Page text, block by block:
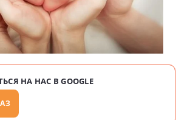
НА НАС В GOOGLE